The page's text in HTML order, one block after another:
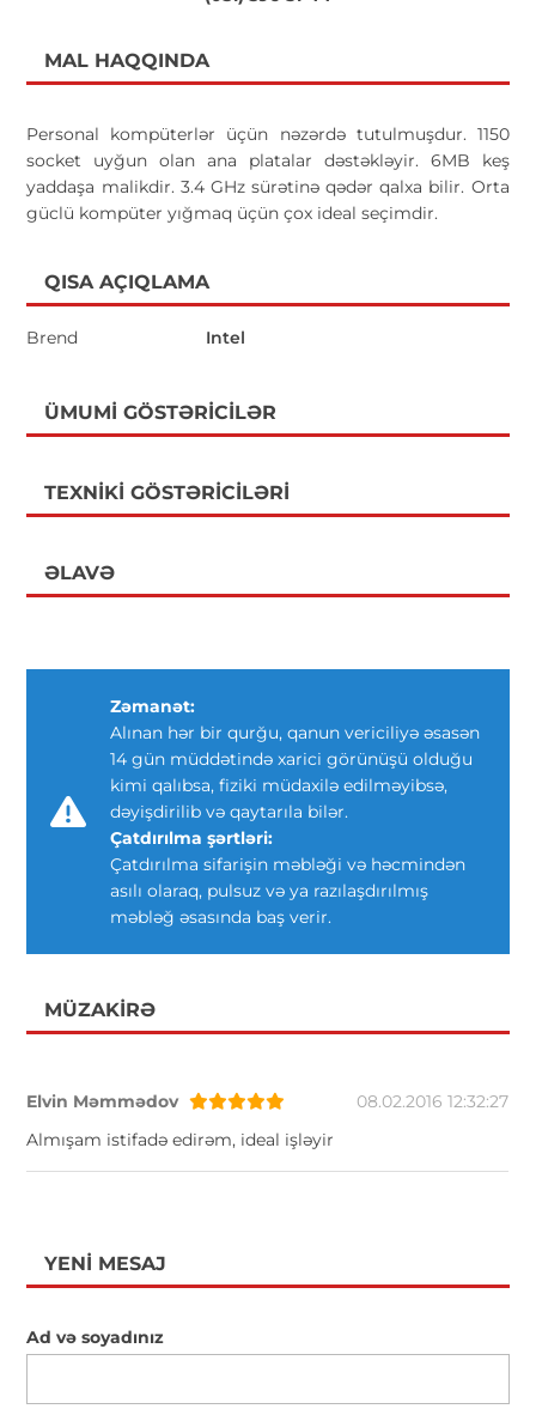
MAL HAQQINDA
Personal kompüterlər üçün nəzərdə tutulmuşdur. 1150
socket uyğun olan ana platalar dəstəkləyir. 6MB keş
yaddaşa malikdir. 3.4 GHz sürətinə qədər qalxa bilir. Orta
güclü kompüter yığmaq üçün çox ideal seçimdir.
QISA AÇIQLAMA
Brend Intel
ÜMUMI GÖSTƏRICILƏR
TEXNIKI GÖSTƏRICILƏRI
ƏLAVƏ
Zəmanət:
Alınan hər bir qurğu, qanun vericiliyə əsasən
14 gün müddətində xarici görünüşü olduğu
kimi qalıbsa, fiziki müdaxilə edilməyibsə,
dəyişdirilib və qaytarıla bilər.
Çatdırılma şərtləri:
Çatdırılma sifarişin məbləği və həcmindən
asılı olaraq, pulsuz və ya razılaşdırılmış
məbləğ əsasında baş verir.
MÜZAKIRƏ
Elvin Məmmədov
08.02.2016 12:32:27
Almışam istifadə edirəm, ideal işləyir
YENI MESAJ
Ad və soyadınız